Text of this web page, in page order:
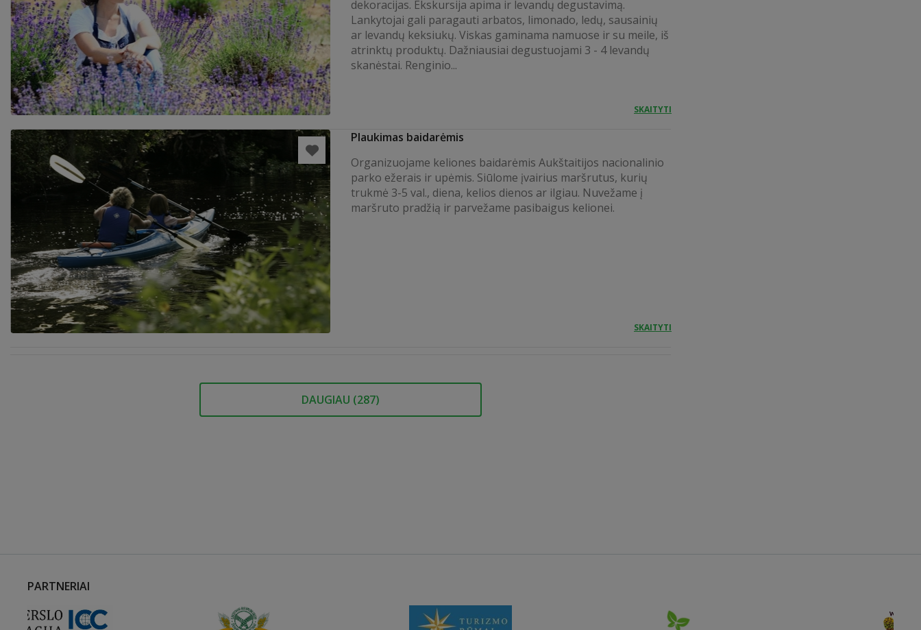
dekoracijas. Ekskursija apima ir levandų degustavimą.
Lankytojai gali paragauti arbatos, limonado, ledų, sausainių
ar levandų keksiukų. Viskas gaminama namuose ir su meile, iš
atrinktų produktų. Dažniausiai degustuojami 3 - 4 levandų
skanėstai. Renginio...
SKAITYTI
Plaukimas baidarėmis
Organizuojame keliones baidarėmis Aukštaitijos nacionalinio
parko ežerais ir upėmis. Siūlome įvairius maršrutus, kurių
trukmė 3-5 val., diena, kelios dienos ar ilgiau. Nuvežame į
maršruto pradžią ir parvežame pasibaigus kelionei.
SKAITYTI
DAUGIAU (287)
PARTNERIAI